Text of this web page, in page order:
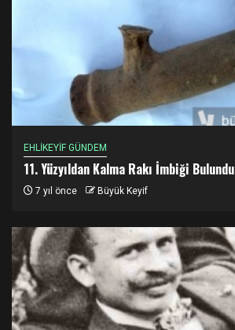
EHLİKEYİF GÜNDEM
11. Yüzyıldan Kalma Rakı İmbiği Bulundu
7 yıl önce Büyük Keyif